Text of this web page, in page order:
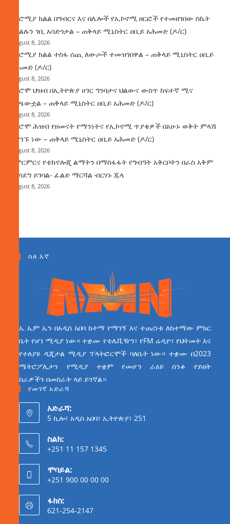
በኦሮሚያ ክልል በግብርና እና በሌሎች የኢኮኖሚ ዘርፎች የተመዘገበው ስኬት
የክልሉን ገቢ አሳድጎታል – ጠቅላይ ሚኒስትር ዐቢይ አሕመድ (ዶ/ር)
August 8, 2026
በኦሮሚያ ክልል ተስፋ ሰጪ ለውጦች ተመዝገበዋል – ጠቅላይ ሚኒስትር ዐቢይ
አሕመድ (ዶ/ር)
August 8, 2026
የኦሮሞ ህዝብ በኢትዮጵያ ሀገር ግንባታና ህልውና ውስጥ ከፍተኛ ሚና
ተጫውቷል – ጠቅላይ ሚኒስትር ዐቢይ አሕመድ (ዶ/ር)
August 8, 2026
የኦሮሞ ሕዝብ የዘመናት የማንነትና የኢኮኖሚ ጥያቄዎች በአሁኑ ወቅት ምላሽ
እያገኙ ነው – ጠቅላይ ሚኒስትር ዐቢይ አሕመድ (ዶ/ር)
August 8, 2026
የምርምርና የቴክኖሎጂ ልማትን በማስፋፋት የግብዓት አቅርቦትን በራስ አቅም
ማሳደግ ይገባል- ፊልድ ማርሻል ብርሃኑ ጁላ
August 8, 2026
ስለ እኛ
ኤ ኤም ኤን በአዲስ አበባ ከተማ የማገኝ እና ተጠሪነቱ ለከተማው ምክር
ቤት የሆነ ሚዲያ ነው። ተቋሙ የቴሌቪዥን፣ የFM ሬዲዮ፣ የህትመት እና
የተለያዩ ዲጂታል ሚዲያ ፕላትፎርሞች ባለቤት ነው። ተቋሙ በ2023
ሜትሮፖሊታን የሚዲያ ተቋም የመሆን ራዕይ ሰንቆ የይዘት
ስራዎችን በመስራት ላይ ይገኛል።
የመገኛ አድራሻ
አድራሻ:
5 ኪሎ፣ አዲስ አበባ፣ ኢትዮጵያ፣ 251
ስልክ:
+251 11 157 1345
ሞባይል:
+251 900 00 00 00
ፋክስ:
621-254-2147